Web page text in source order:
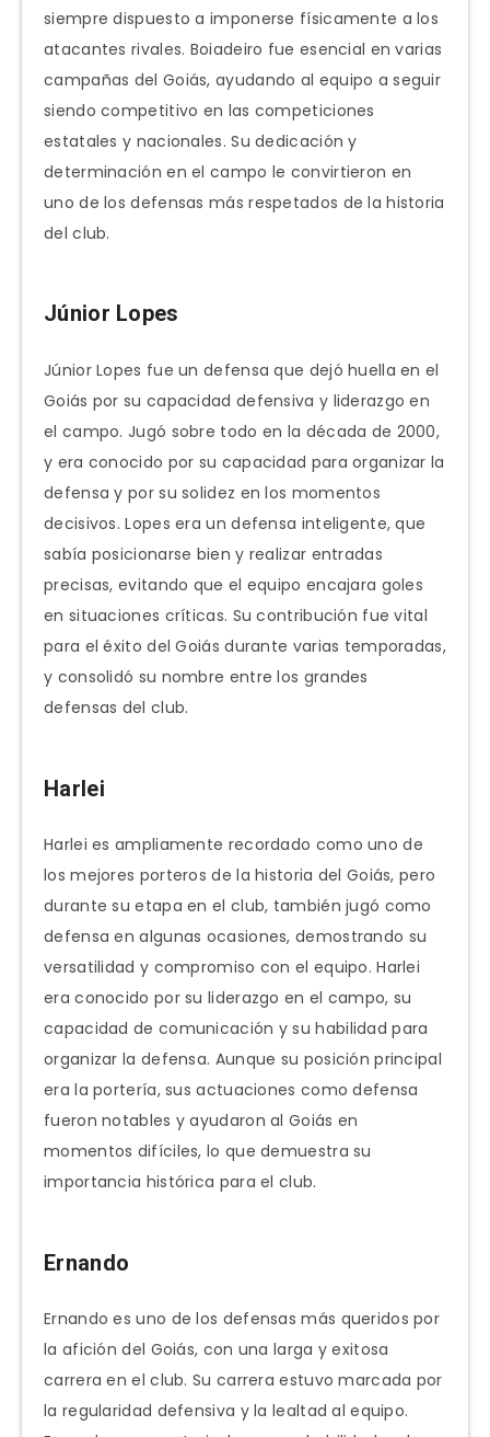
siempre dispuesto a imponerse físicamente a los
atacantes rivales. Boiadeiro fue esencial en varias
campañas del Goiás, ayudando al equipo a seguir
siendo competitivo en las competiciones
estatales y nacionales. Su dedicación y
determinación en el campo le convirtieron en
uno de los defensas más respetados de la historia
del club.
Júnior Lopes
Júnior Lopes fue un defensa que dejó huella en el
Goiás por su capacidad defensiva y liderazgo en
el campo. Jugó sobre todo en la década de 2000,
y era conocido por su capacidad para organizar la
defensa y por su solidez en los momentos
decisivos. Lopes era un defensa inteligente, que
sabía posicionarse bien y realizar entradas
precisas, evitando que el equipo encajara goles
en situaciones críticas. Su contribución fue vital
para el éxito del Goiás durante varias temporadas,
y consolidó su nombre entre los grandes
defensas del club.
Harlei
Harlei es ampliamente recordado como uno de
los mejores porteros de la historia del Goiás, pero
durante su etapa en el club, también jugó como
defensa en algunas ocasiones, demostrando su
versatilidad y compromiso con el equipo. Harlei
era conocido por su liderazgo en el campo, su
capacidad de comunicación y su habilidad para
organizar la defensa. Aunque su posición principal
era la portería, sus actuaciones como defensa
fueron notables y ayudaron al Goiás en
momentos difíciles, lo que demuestra su
importancia histórica para el club.
Ernando
Ernando es uno de los defensas más queridos por
la afición del Goiás, con una larga y exitosa
carrera en el club. Su carrera estuvo marcada por
la regularidad defensiva y la lealtad al equipo.